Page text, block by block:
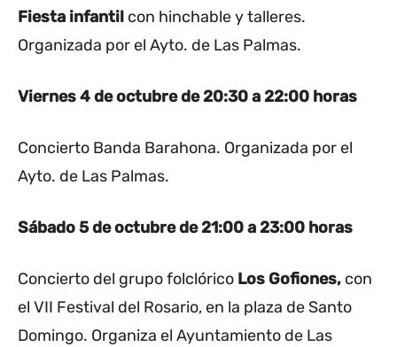
Fiesta infantil con hinchable y talleres.
Organizada por el Ayto. de Las Palmas.
Viernes 4 de octubrede 20:30 a 22:00 horas
Concierto Banda Barahona. Organizada por el
Ayto. de Las Palmas.
Sábado 5 de octubrede 21:00 a 23:00 horas
Concierto del grupo folclórico Los Gofiones, con
el VII Festival del Rosario, en la plaza de Santo
Domingo. Organiza el Ayuntamiento de Las